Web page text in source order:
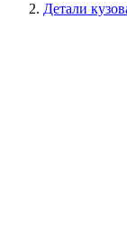
Детали